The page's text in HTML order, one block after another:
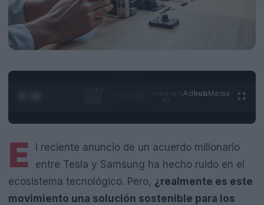
0:28 /
AdhubMedia
E
l reciente anuncio de un acuerdo millonario
entre Tesla y Samsung ha hecho ruido en el
ecosistema tecnológico. Pero, ¿realmente es este
movimiento una solución sostenible para los